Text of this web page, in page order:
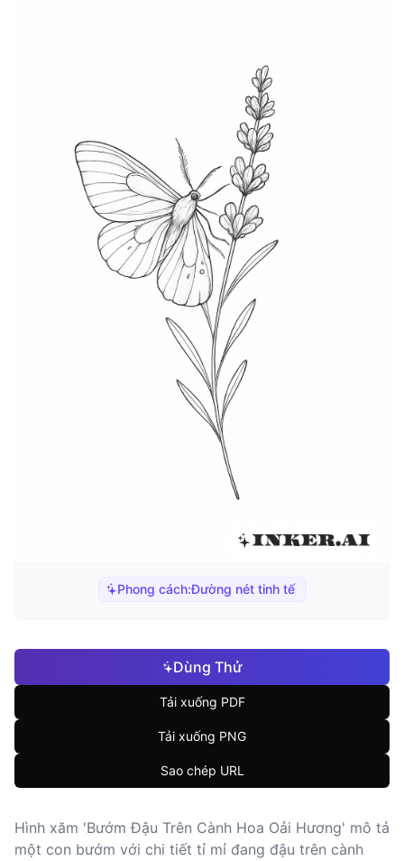
Phong cách:Đường nét tinh tế
Dùng Thử
Tải xuống PDF
Tải xuống PNG
Sao chép URL
Hình xăm 'Bướm Đậu Trên Cành Hoa Oải Hương' mô tả
một con bướm với chi tiết tỉ mỉ đang đậu trên cành